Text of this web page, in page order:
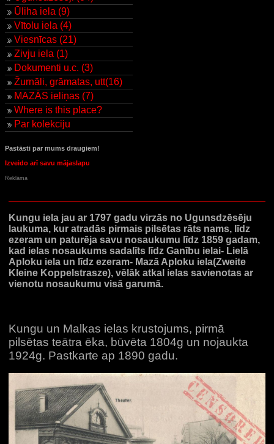
Ūliha iela (9)
Vītolu iela (4)
Viesnīcas (21)
Zivju iela (1)
Dokumenti u.c. (3)
Žurnāli, grāmatas, utt(16)
MAZĀS ieliņas (7)
Where is this place?
Par kolekciju
Pastāsti par mums draugiem!
Izveido arī savu mājaslapu
Reklāma
Kungu iela jau ar 1797 gadu virzās no Ugunsdzēsēju
laukuma, kur atradās pirmais pilsētas rāts nams, līdz
ezeram un paturēja savu nosaukumu līdz 1859 gadam,
kad ielas nosaukums sadalīts līdz Ganību ielai- Lielā
Aploku iela un līdz ezeram- Mazā Aploku iela(Zweite
Kleine Koppelstrasze), vēlāk atkal ielas savienotas ar
vienotu nosaukumu visā garumā.
Kungu un Malkas ielas krustojums, pirmā
pilsētas teātra ēka, būvēta 1804g un nojaukta
1924g. Pastkarte ap 1890 gadu.